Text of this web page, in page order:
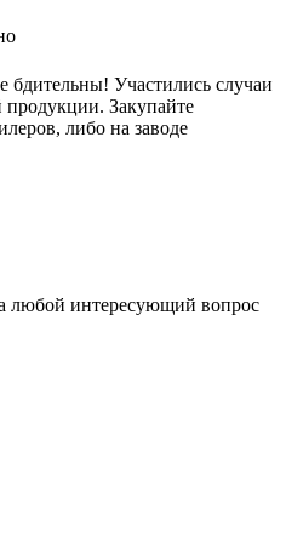
бдительны! Участились случаи
Закупайте
либо на заводе
любой интересующий вопрос